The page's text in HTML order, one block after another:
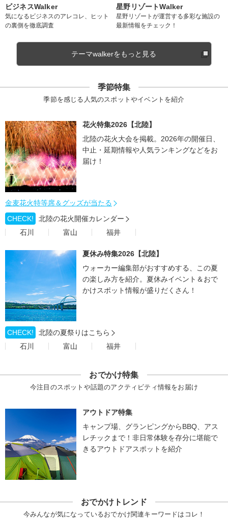
ビジネスWalker
気になるビジネスのアレコレ、ヒット
の裏側を徹底調査
星野リゾートWalker
星野リゾートが運営する多彩な施設の
最新情報をチェック！
テーマwalkerをもっと見る
季節特集
季節を感じる人気のスポットやイベントを紹介
花火特集2026【北陸】
北陸の花火大会を掲載。2026年の開催日、
中止・延期情報や人気ランキングなどをお
届け！
金麦花火特等席＆グッズが当たる
CHECK!
北陸の花火開催カレンダー
石川
富山 福井
夏休み特集2026【北陸】
ウォーカー編集部がおすすめする、この夏
の楽しみ方を紹介。夏休みイベント＆おで
かけスポット情報が盛りだくさん！
CHECK!
北陸の夏祭りはこちら
石川
富山 福井
おでかけ特集
今注目のスポットや話題のアクティビティ情報をお届け
アウトドア特集
キャンプ場、グランピングからBBQ、アス
レチックまで！非日常体験を存分に堪能で
きるアウトドアスポットを紹介
おでかけトレンド
今みんなが気になっているおでかけ関連キーワードはコレ！